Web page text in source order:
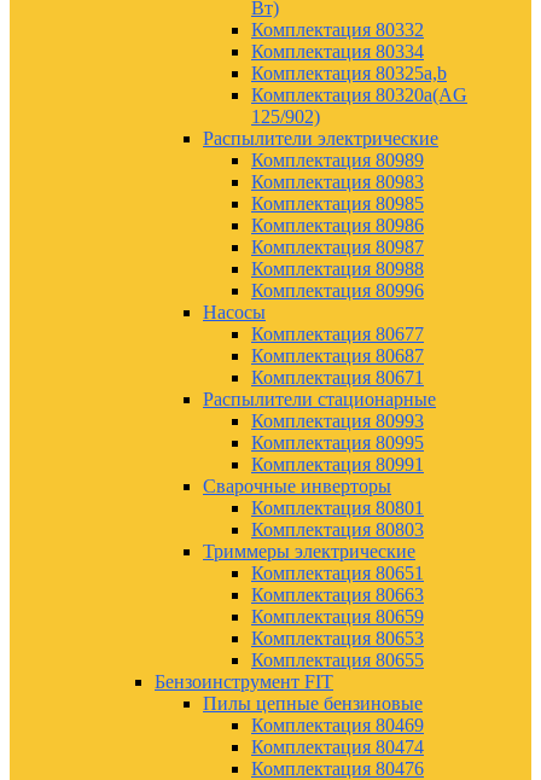
Вт)
Комплектация 80332
Комплектация 80334
Комплектация 80325а,b
Комплектация 80320а(AG
125/902)
Распылители электрические
Комплектация 80989
Комплектация 80983
Комплектация 80985
Комплектация 80986
Комплектация 80987
Комплектация 80988
Комплектация 80996
Насосы
Комплектация 80677
Комплектация 80687
Комплектация 80671
Распылители стационарные
Комплектация 80993
Комплектация 80995
Комплектация 80991
Сварочные инверторы
Комплектация 80801
Комплектация 80803
Триммеры электрические
Комплектация 80651
Комплектация 80663
Комплектация 80659
Комплектация 80653
Комплектация 80655
Бензоинструмент FIT
Пилы цепные бензиновые
Комплектация 80469
Комплектация 80474
Комплектация 80476